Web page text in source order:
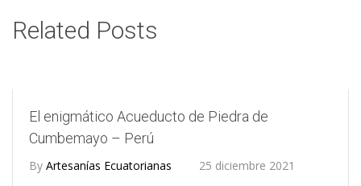
Related Posts
El enigmático Acueducto de Piedra de
Cumbemayo – Perú
By Artesanías Ecuatorianas
25 diciembre 2021